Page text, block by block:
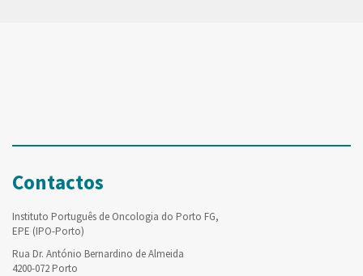
Contactos
Instituto Português de Oncologia do Porto FG,
EPE (IPO-Porto)
Rua Dr. António Bernardino de Almeida
4200-072 Porto